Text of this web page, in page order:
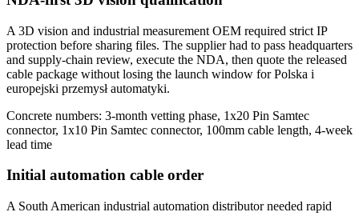
A 3D vision and industrial measurement OEM required strict IP
protection before sharing files. The supplier had to pass headquarters
and supply-chain review, execute the NDA, then quote the released
cable package without losing the launch window for Polska i
europejski przemysł automatyki.
Concrete numbers: 3-month vetting phase, 1x20 Pin Samtec
connector, 1x10 Pin Samtec connector, 100mm cable length, 4-week
lead time
Initial automation cable order
A South American industrial automation distributor needed rapid